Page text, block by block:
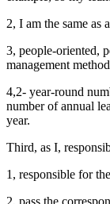
2, I am the same as
3, people-oriented,
management
4,2- year-round
number of annual
year.
Third, as I,
1, responsible for
2, pass the